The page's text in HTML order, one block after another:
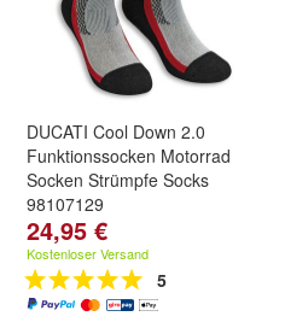
DUCATI Cool Down 2.0
Funktionssocken Motorrad
Socken Strümpfe Socks
98107129
24,95 €
Kostenloser Versand
5